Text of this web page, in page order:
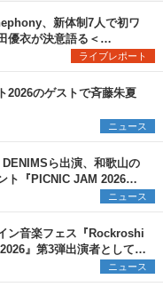
、新体制7人で初ワ
優衣が決意語る＜
Live はじまりの夏
ライブレポート
2026のゲストで斉藤朱夏
ニュース
ら出演、和歌山の
ト『PICNIC JAM 2026』
ニュース
ン音楽フェス『Rockroshi
』第3弾出演者として
58、Reiを発表
ニュース